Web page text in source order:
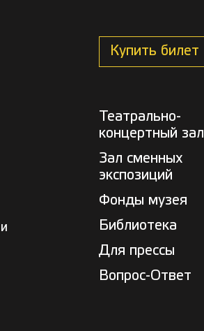
Купить билет
Театрально-
концертный зал
Зал сменных
экспозиций
Фонды музея
Библиотека
Для прессы
Вопрос-Ответ